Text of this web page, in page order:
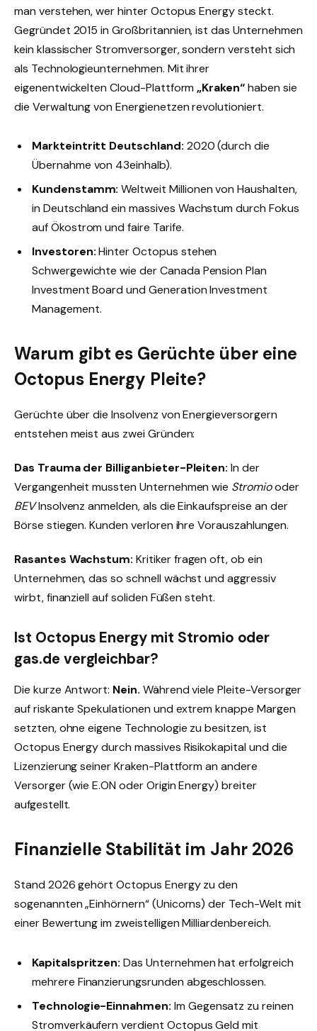
man verstehen, wer hinter Octopus Energy steckt.
Gegründet 2015 in Großbritannien, ist das Unternehmen
kein klassischer Stromversorger, sondern versteht sich
als Technologieunternehmen. Mit ihrer
eigenentwickelten Cloud-Plattform„Kraken“haben sie
die Verwaltung von Energienetzen revolutioniert.
Markteintritt Deutschland: 2020 (durch die
Übernahme von 43einhalb).
Kundenstamm: Weltweit Millionen von Haushalten,
in Deutschland ein massives Wachstum durch Fokus
auf Ökostrom und faire Tarife.
Investoren:Hinter Octopus stehen
Schwergewichte wie der Canada Pension Plan
Investment Board und Generation Investment
Management.
Warum gibt es Gerüchte über eine
Octopus Energy Pleite?
Gerüchte über die Insolvenz von Energieversorgern
entstehen meist aus zwei Gründen:
Das Trauma der Billiganbieter-Pleiten: In der
Vergangenheit mussten Unternehmen wie Stromiooder
BEVInsolvenz anmelden, als die Einkaufspreise an der
Börse stiegen. Kunden verloren ihre Vorauszahlungen.
Rasantes Wachstum: Kritiker fragen oft, ob ein
Unternehmen, das so schnell wächst und aggressiv
wirbt, finanziell auf soliden Füßen steht.
Ist Octopus Energy mit Stromio oder
gas.de vergleichbar?
Die kurze Antwort: Nein. Während viele Pleite-Versorger
auf riskante Spekulationen und extrem knappe Margen
setzten, ohne eigene Technologie zu besitzen, ist
Octopus Energy durch massives Risikokapital und die
Lizenzierung seiner Kraken-Plattform an andere
Versorger (wie E.ON oder Origin Energy) breiter
aufgestellt.
Finanzielle Stabilität im Jahr 2026
Stand 2026 gehört Octopus Energy zu den
sogenannten „Einhörnern“ (Unicorns) der Tech-Welt mit
einer Bewertung im zweistelligen Milliardenbereich.
Kapitalspritzen: Das Unternehmen hat erfolgreich
mehrere Finanzierungsrunden abgeschlossen.
Technologie-Einnahmen: Im Gegensatz zu reinen
Stromverkäufern verdient Octopus Geld mit